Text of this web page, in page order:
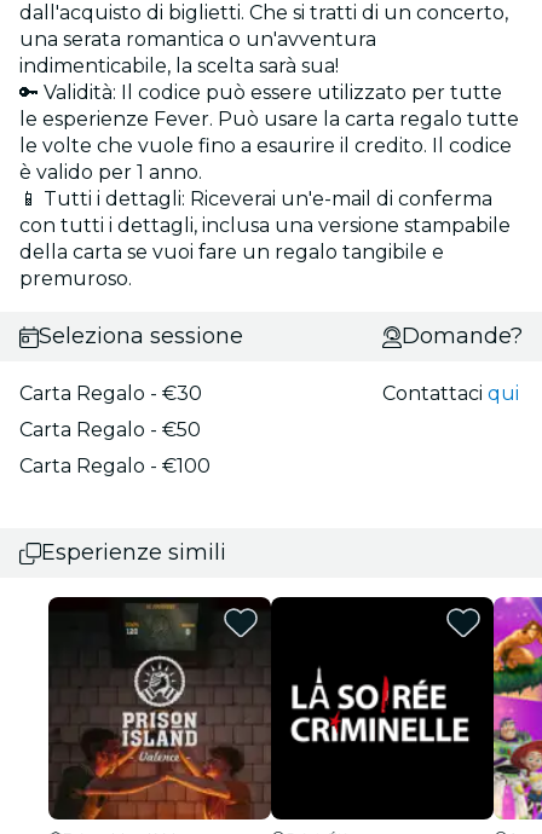
dall'acquisto di biglietti. Che si tratti di un concerto,
una serata romantica o un'avventura
indimenticabile, la scelta sarà sua!
🔑 Validità: Il codice può essere utilizzato per tutte
le esperienze Fever. Può usare la carta regalo tutte
le volte che vuole fino a esaurire il credito. Il codice
è valido per 1 anno.
📱 Tutti i dettagli: Riceverai un'e-mail di conferma
con tutti i dettagli, inclusa una versione stampabile
della carta se vuoi fare un regalo tangibile e
premuroso.
Seleziona sessione
Carta Regalo - €30
Carta Regalo - €50
Carta Regalo - €100
Domande?
Contattaciqui
Esperienze simili